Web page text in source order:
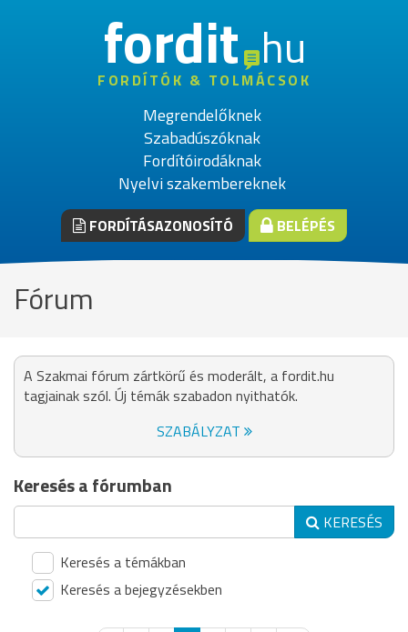
fordithu
FORDÍTÓK & TOLMÁCSOK
Megrendelőknek
Szabadúszóknak
Fordítóirodáknak
Nyelvi szakembereknek
FORDÍTÁSAZONOSÍTÓ BELÉPÉS
Fórum
A Szakmai fórum zártkörű és moderált, a fordit.hu
tagjainak szól. Új témák szabadon nyithatók.
SZABÁLYZAT
Keresés a fórumban
KERESÉS
Keresés a témákban
Keresés a bejegyzésekben